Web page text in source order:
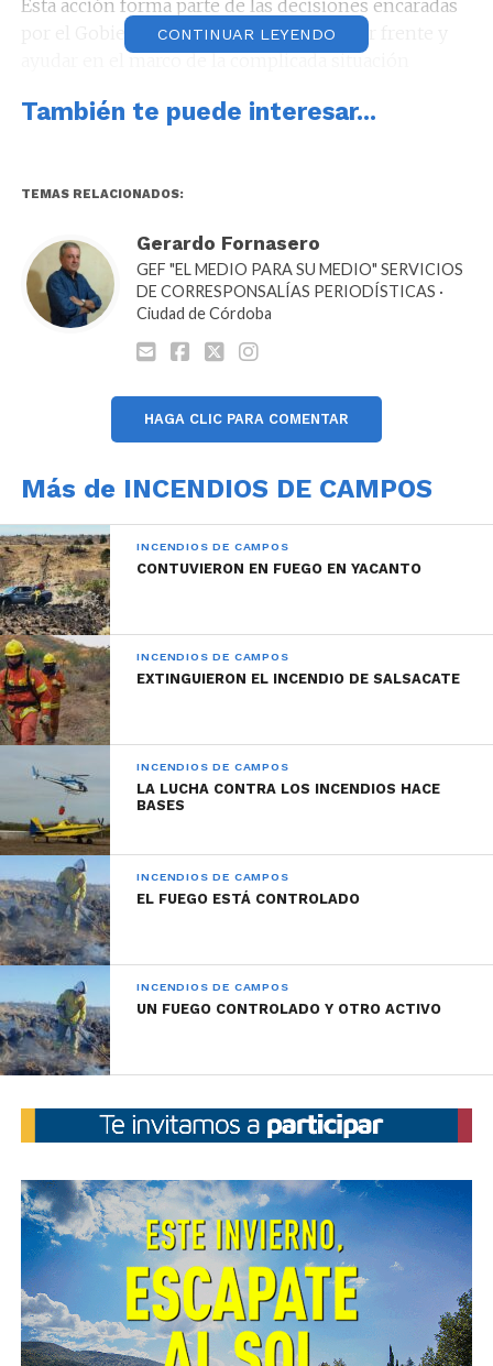
Esta acción forma parte de las decisiones encaradas
por el Gobierno de la Provincia para hacer frente y
ayudar en el marco de la complicada situación
gobernador Schiaretti instruyó la puesta en
A esta primera entrega, próximamente se sumará
para un grupo de productores que en este momento
se están relevando. Luego la entrega continuará con
productores afectados del departamento Punilla.
Mientras se realizan las entregas, los funcionarios y
técnicos de la cartera productiva siguen llevando
fines de incluir a todos los titulares de
emprendimientos productivos que sufrieron
pérdidas.
Todo esto también se da en el marco de la decisión
del Ejecutivo de declarar como Zona de Desastre
Agropecuario las áreas afectadas por las llamas.
CONTINUAR LEYENDO
También te puede interesar...
TEMAS RELACIONADOS:
Gerardo Fornasero
GEF "EL MEDIO PARA SU MEDIO" SERVICIOS
DE CORRESPONSALÍAS PERIODÍSTICAS ·
Ciudad de Córdoba
HAGA CLIC PARA COMENTAR
Más de INCENDIOS DE CAMPOS
INCENDIOS DE CAMPOS
CONTUVIERON EN FUEGO EN YACANTO
INCENDIOS DE CAMPOS
EXTINGUIERON EL INCENDIO DE SALSACATE
INCENDIOS DE CAMPOS
LA LUCHA CONTRA LOS INCENDIOS HACE
BASES
INCENDIOS DE CAMPOS
EL FUEGO ESTÁ CONTROLADO
INCENDIOS DE CAMPOS
UN FUEGO CONTROLADO Y OTRO ACTIVO